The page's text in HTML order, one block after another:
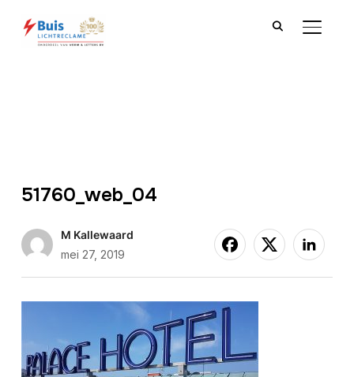
51760_web_04
M Kallewaard
mei 27, 2019